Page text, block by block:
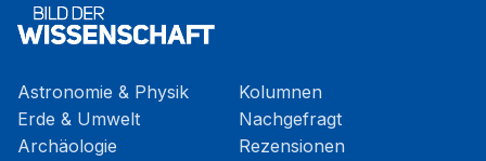
Astronomie & Physik
Erde & Umwelt
Archäologie
Kolumnen
Nachgefragt
Rezensionen